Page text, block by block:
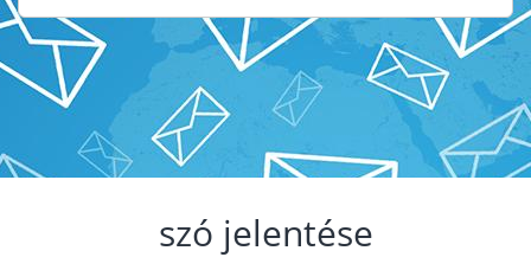
szó jelentése